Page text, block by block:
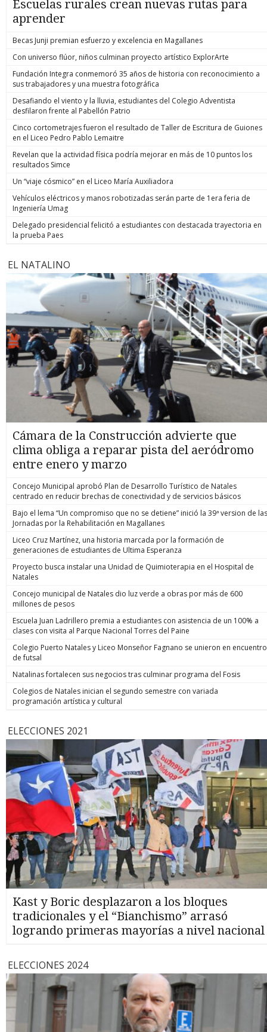
Escuelas rurales crean nuevas rutas para
aprender
Becas Junji premian esfuerzo y excelencia en Magallanes
Con universo flúor, niños culminan proyecto artístico ExplorArte
Fundación Integra conmemoró 35 años de historia con reconocimiento a
sus trabajadores y una muestra fotográfica
Desafiando el viento y la lluvia, estudiantes del Colegio Adventista
desfilaron frente al Pabellón Patrio
Cinco cortometrajes fueron el resultado de Taller de Escritura de Guiones
en el Liceo Pedro Pablo Lemaitre
Revelan que la actividad física podría mejorar en más de 10 puntos los
resultados Simce
Un “viaje cósmico” en el Liceo María Auxiliadora
Vehículos eléctricos y manos robotizadas serán parte de 1era feria de
Ingeniería Umag
Delegado presidencial felicitó a estudiantes con destacada trayectoria en
la prueba Paes
EL NATALINO
Cámara de la Construcción advierte que
clima obliga a reparar pista del aeródromo
entre enero y marzo
Concejo Municipal aprobó Plan de Desarrollo Turístico de Natales
centrado en reducir brechas de conectividad y de servicios básicos
Bajo el lema “Un compromiso que no se detiene” inició la 39ª version de las
Jornadas por la Rehabilitación en Magallanes
Liceo Cruz Martínez, una historia marcada por la formación de
generaciones de estudiantes de Ultima Esperanza
Proyecto busca instalar una Unidad de Quimioterapia en el Hospital de
Natales
Concejo municipal de Natales dio luz verde a obras por más de 600
millones de pesos
Escuela Juan Ladrillero premia a estudiantes con asistencia de un 100% a
clases con visita al Parque Nacional Torres del Paine
Colegio Puerto Natales y Liceo Monseñor Fagnano se unieron en encuentro
de futsal
Natalinas fortalecen sus negocios tras culminar programa del Fosis
Colegios de Natales inician el segundo semestre con variada
programación artística y cultural
ELECCIONES 2021
Kast y Boric desplazaron a los bloques
tradicionales y el “Bianchismo” arrasó
logrando primeras mayorías a nivel nacional
ELECCIONES 2024